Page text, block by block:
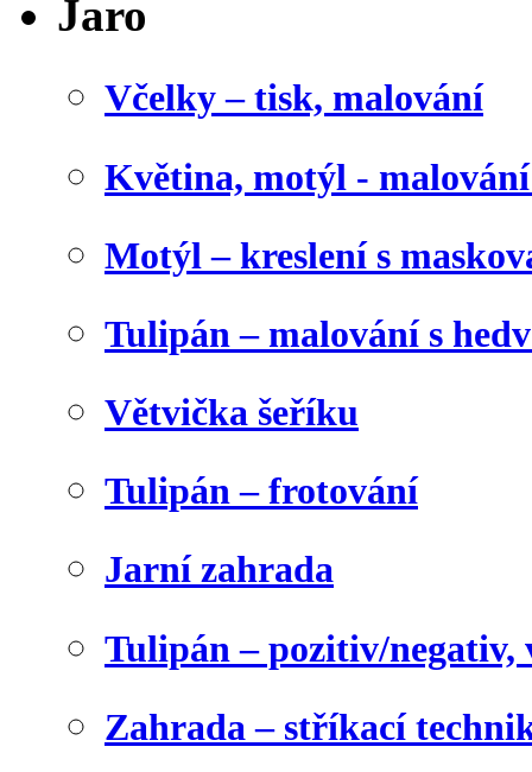
Jaro
Včelky – tisk, malování
Květina, motýl -
Motýl – kreslení s
Tulipán – malování s
Větvička šeříku
Tulipán – frotování
Jarní zahrada
Tulipán – pozitiv/negativ,
Zahrada – stříkací